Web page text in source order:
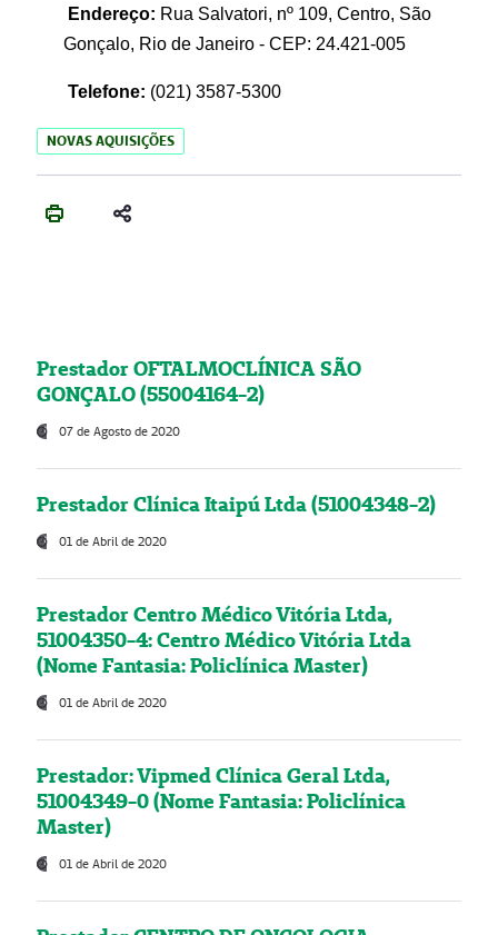
Endereço: Rua Salvatori, nº 109, Centro, São
Gonçalo, Rio de Janeiro - CEP: 24.421-005
Telefone: (021) 3587-5300
NOVAS AQUISIÇÕES
Prestador OFTALMOCLÍNICA SÃO
GONÇALO (55004164-2)
07 de Agosto de 2020
Prestador Clínica Itaipú Ltda (51004348-2)
01 de Abril de 2020
Prestador Centro Médico Vitória Ltda,
51004350-4: Centro Médico Vitória Ltda
(Nome Fantasia: Policlínica Master)
01 de Abril de 2020
Prestador: Vipmed Clínica Geral Ltda,
51004349-0 (Nome Fantasia: Policlínica
Master)
01 de Abril de 2020